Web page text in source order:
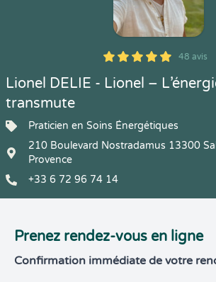
5
1
5
48 48 avis
Lionel DELIE - Lionel –
transmute
Praticien en Soins Énergétiques
210 Boulevard Nostradamus 13300
Provence
+33 6 72 96 74 14
Prenez rendez-vous en ligne
Confirmation immédiate de votre